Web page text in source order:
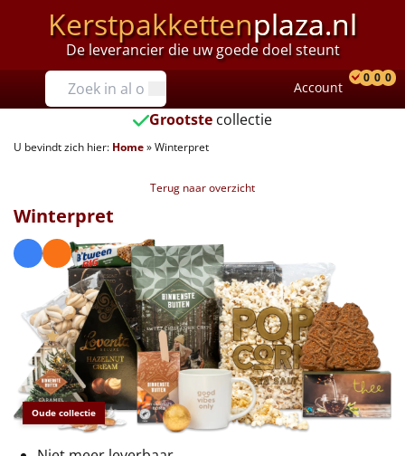
Kerstpakkettenplaza.nl
De leverancier die uw goede doel steunt
Prijzen
Tot €25
€25 tot €35
€40 tot €45
€45 tot €50
€50 tot €55
€55 tot €75
€75 tot €100
Account
0 0 0
Grootste collectie
U bevindt zich hier: Home»Winterpret
Terug naar overzicht
Oude collectie
Winterpret